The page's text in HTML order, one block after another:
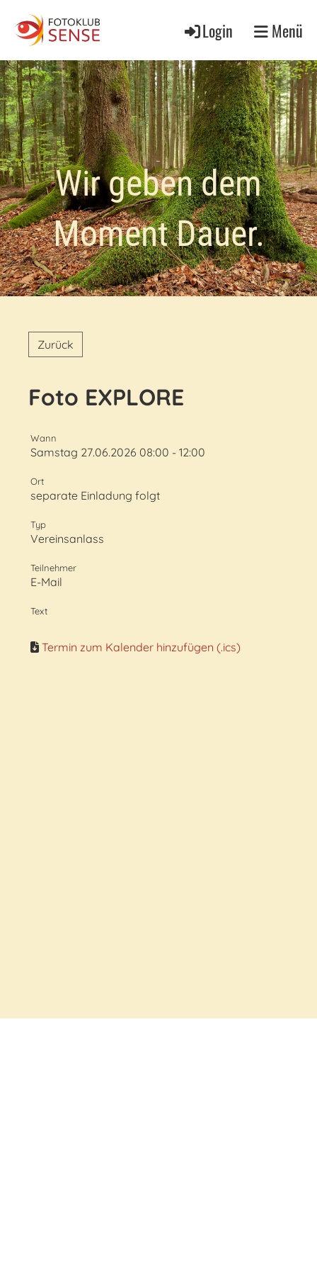
Login Menü
Wir geben dem
Moment Dauer.
Zurück
Foto EXPLORE
Wann
Samstag 27.06.2026 08:00 - 12:00
Ort
separate Einladung folgt
Typ
Vereinsanlass
Teilnehmer
E-Mail
Text
Termin zum Kalender hinzufügen (.ics)